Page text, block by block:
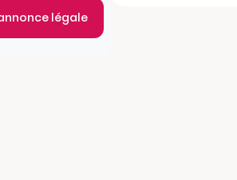
légale